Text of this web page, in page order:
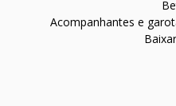
Acompanhantes e